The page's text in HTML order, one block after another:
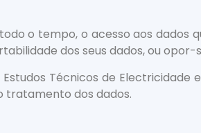
o tempo, o acesso aos dados
dos seus dados, ou
Técnicos de Electricidade
tratamento dos dados.